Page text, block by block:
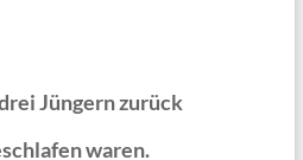
Jüngern zurück
waren.